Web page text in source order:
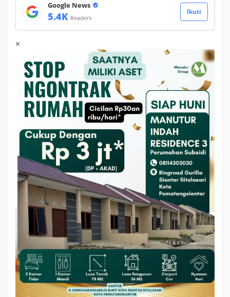
Google News
5.4K Readers
Ikuti
×